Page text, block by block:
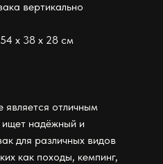
вертикально
x 38 x 28 см
отличным
надёжный и
для различных видов
как походы, кемпинг,